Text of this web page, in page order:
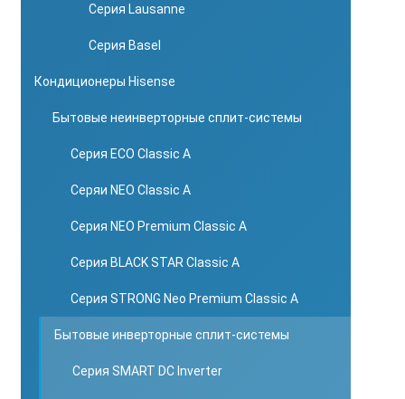
Серия Lausanne
Серия Basel
Кондиционеры Hisense
Бытовые неинверторные сплит-системы
Серия ECO Classic A
Серяи NEO Classic A
Серия NEO Premium Classic A
Серия BLACK STAR Classic A
Серия STRONG Neo Premium Classic A
Бытовые инверторные сплит-системы
Серия SMART DC Inverter